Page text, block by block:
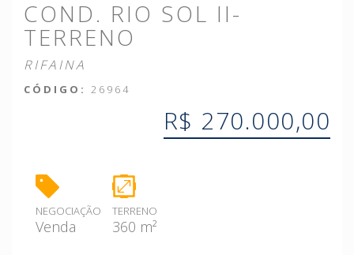
COND. RIO SOL II-
TERRENO
RIFAINA
CÓDIGO: 26964
R$ 270.000,00
NEGOCIAÇÃO
Venda
TERRENO
360 m²